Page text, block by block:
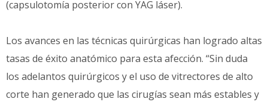
(capsulotomía posterior con YAG láser).
Los avances en las técnicas quirúrgicas han logrado altas
tasas de éxito anatómico para esta afección. “Sin duda
los adelantos quirúrgicos y el uso de vitrectores de alto
corte han generado que las cirugías sean más estables y